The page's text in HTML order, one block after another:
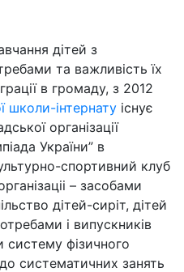
дітей з
та важливість їх
в громаду, з 2012
школи-інтернату існує
організації
України” в
спортивний клуб
– засобами
дітей-сиріт, дітей
і випускників
систему фізичного
систематичних занять